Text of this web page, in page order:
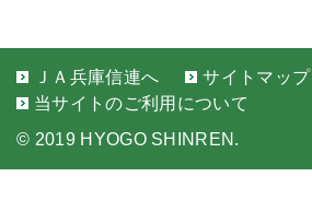
ＪＡ兵庫信連へ サイトマップ
当サイトのご利用について
© 2019 HYOGO SHINREN.